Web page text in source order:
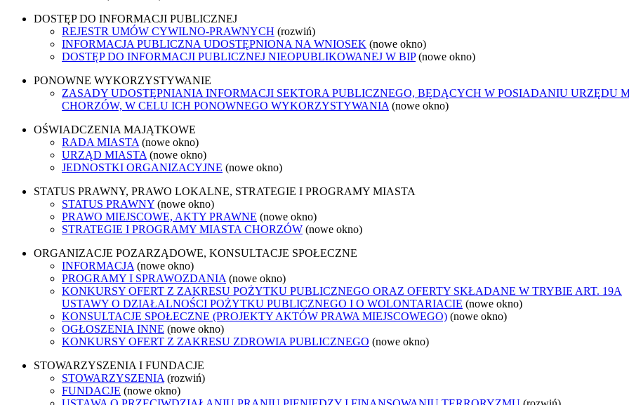
DOSTĘP DO INFORMACJI PUBLICZNEJ
REJESTR UMÓW CYWILNO-PRAWNYCH (rozwiń)
INFORMACJA PUBLICZNA UDOSTĘPNIONA NA WNIOSEK (nowe okno)
DOSTĘP DO INFORMACJI PUBLICZNEJ NIEOPUBLIKOWANEJ W BIP (nowe okno)
PONOWNE WYKORZYSTYWANIE
ZASADY UDOSTĘPNIANIA INFORMACJI SEKTORA PUBLICZNEGO, BĘDĄCYCH W POSIADANIU URZĘDU
CHORZÓW, W CELU ICH PONOWNEGO WYKORZYSTYWANIA (nowe okno)
OŚWIADCZENIA MAJĄTKOWE
RADA MIASTA (nowe okno)
URZĄD MIASTA (nowe okno)
JEDNOSTKI ORGANIZACYJNE (nowe okno)
STATUS PRAWNY, PRAWO LOKALNE, STRATEGIE I PROGRAMY MIASTA
STATUS PRAWNY (nowe okno)
PRAWO MIEJSCOWE, AKTY PRAWNE (nowe okno)
STRATEGIE I PROGRAMY MIASTA CHORZÓW (nowe okno)
ORGANIZACJE POZARZĄDOWE, KONSULTACJE SPOŁECZNE
INFORMACJA (nowe okno)
PROGRAMY I SPRAWOZDANIA (nowe okno)
KONKURSY OFERT Z ZAKRESU POŻYTKU PUBLICZNEGO ORAZ OFERTY SKŁADANE W TRYBIE ART. 19A
USTAWY O DZIAŁALNOŚCI POŻYTKU PUBLICZNEGO I O WOLONTARIACIE (nowe okno)
KONSULTACJE SPOŁECZNE (PROJEKTY AKTÓW PRAWA MIEJSCOWEGO) (nowe okno)
OGŁOSZENIA INNE (nowe okno)
KONKURSY OFERT Z ZAKRESU ZDROWIA PUBLICZNEGO (nowe okno)
STOWARZYSZENIA I FUNDACJE
STOWARZYSZENIA (rozwiń)
FUNDACJE (nowe okno)